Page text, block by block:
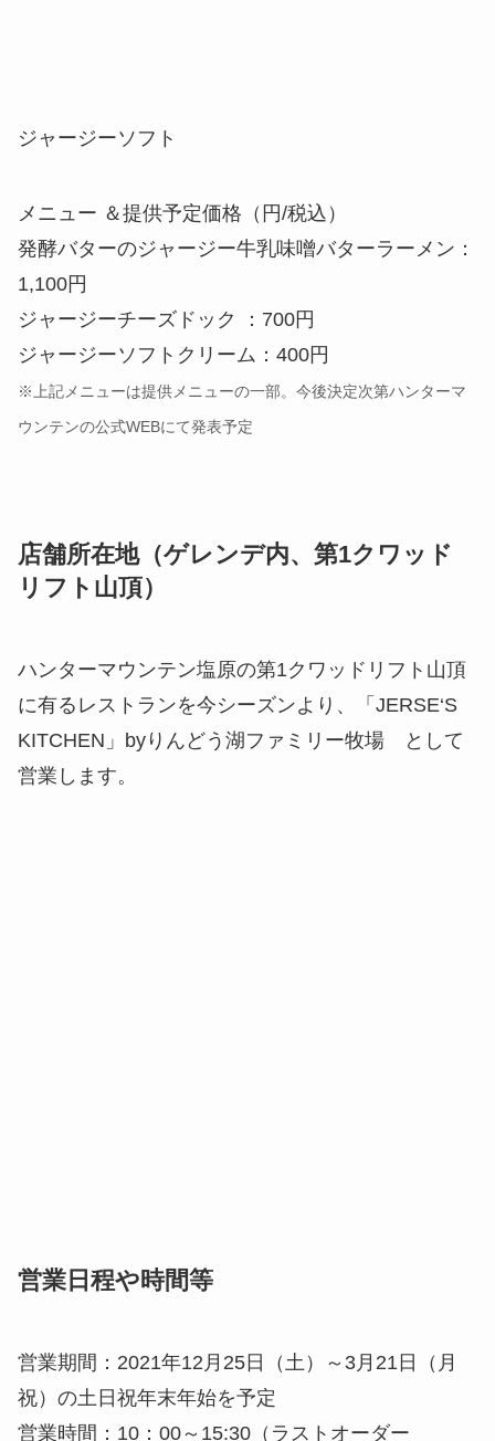
1,100円
ジャージーソフトクリーム：400円
※上記メニューは提供メニューの一部。今後決定次第ハンターマ
ウンテンの公式WEBにて発表予定
店舗所在地（ゲレンデ内、第1クワッド
リフト山頂）
に有るレストランを今シーズンより、「JERSE‘S
KITCHEN」byりんどう湖ファミリー牧場 として
営業時間：10：00～15:30（ラストオーダー
※ゲレンデ内店舗のため、天候その他理由により営業日程や時間
は変更となる場合があります。